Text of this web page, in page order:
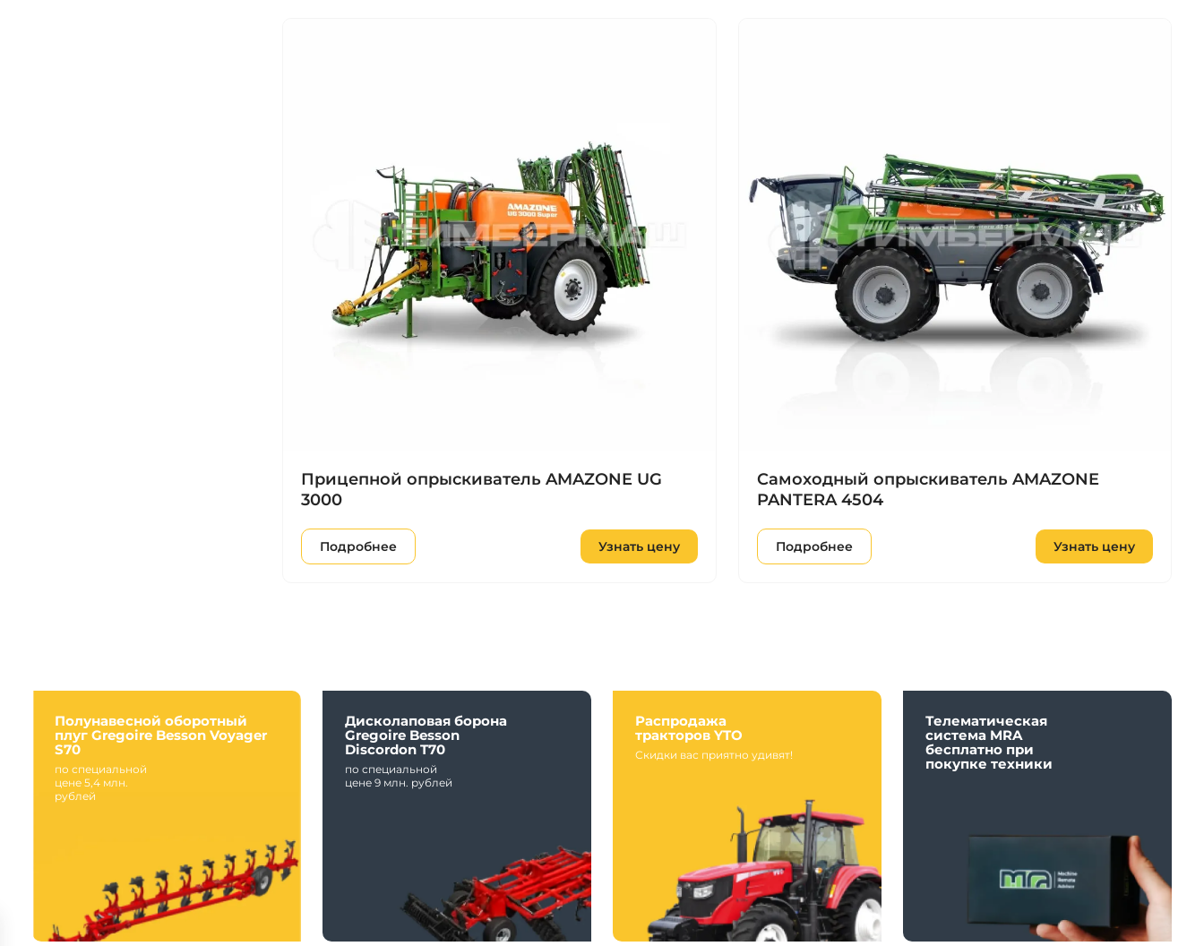
Прицепной опрыскиватель AMAZONE UG
3000
Подробнее Узнать цену
Cамоходный опрыскиватель AMAZONE
PANTERA 4504
Подробнее Узнать цену
Полунавесной оборотный
плуг Gregoire Besson Voyager
S70
по специальной
цене 5,4 млн.
рублей
Дисколаповая борона
Gregoire Besson
Discordon T70
по специальной
цене 9 млн. рублей
Распродажа
тракторов YTO
Скидки вас приятно удивят!
Телематическая
система MRA
бесплатно при
покупке техники